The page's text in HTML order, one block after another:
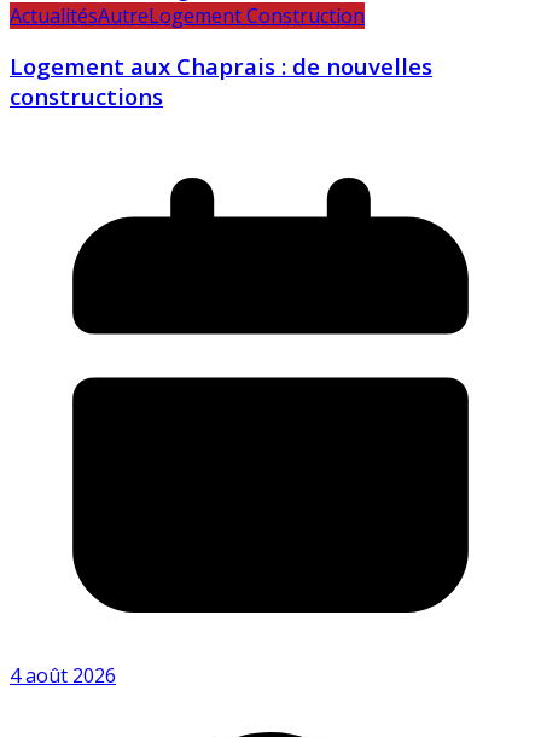
ActualitésAutreLogement Construction
Logement aux Chaprais : de nouvelles
constructions
4 août 2026